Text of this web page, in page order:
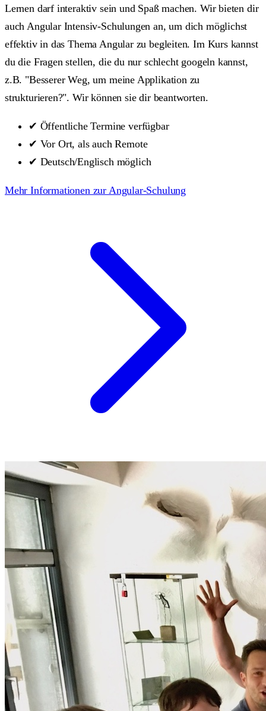
Lernen darf interaktiv sein und Spaß machen. Wir bieten dir
auch Angular Intensiv-Schulungen an, um dich möglichst
effektiv in das Thema Angular zu begleiten. Im Kurs kannst
du die Fragen stellen, die du nur schlecht googeln kannst,
z.B. "Besserer Weg, um meine Applikation zu
strukturieren?". Wir können sie dir beantworten.
✔ Öffentliche Termine verfügbar
✔ Vor Ort, als auch Remote
✔ Deutsch/Englisch möglich
Mehr Informationen zur Angular-Schulung